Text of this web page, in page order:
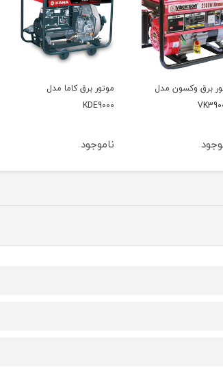
برق کاما مدل
موتور برق کاما مدل
KDE3500
ناموجود